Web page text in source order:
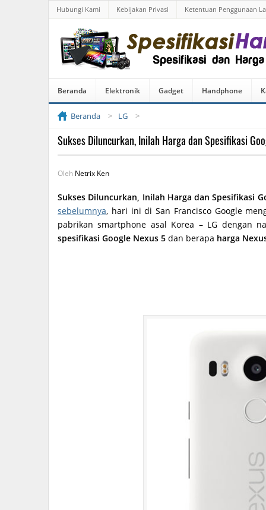
Hubungi Kami Kebijakan Privasi Ketentuan Penggunaan
Beranda Elektronik Gadget Handphone
Beranda LG
Sukses Diluncurkan, Inilah Harga dan Spesifikasi
Oleh Netrix Ken
Sukses Diluncurkan, Inilah Harga dan Spesifikasi
sebelumnya, hari ini di San Francisco Google
pabrikan smartphone asal Korea – LG dengan
spesifikasi Google Nexus 5 dan berapa harga